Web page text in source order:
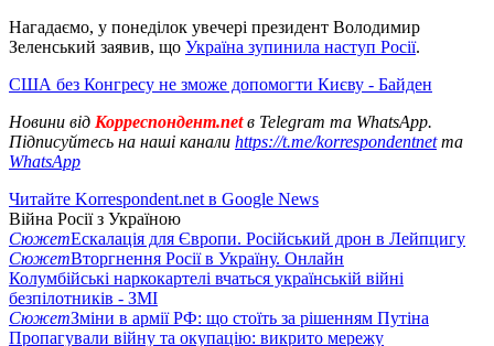
Нагадаємо, у понеділок увечері президент Володимир
Зеленський заявив, що Україна зупинила наступ Росії.
США без Конгресу не зможе допомогти Києву - Байден
Новини від Корреспондент.netв Telegram та WhatsApp.
Підписуйтесь на наші канали https://t.me/korrespondentnetта
WhatsApp
Читайте Korrespondent.net в Google News
Війна Росії з Україною
СюжетЕскалація для Європи. Російський дрон в Лейпцигу
СюжетВторгнення Росії в Україну. Онлайн
Колумбійські наркокартелі вчаться українській війні
безпілотників - ЗМІ
СюжетЗміни в армії РФ: що стоїть за рішенням Путіна
Пропагували війну та окупацію: викрито мережу